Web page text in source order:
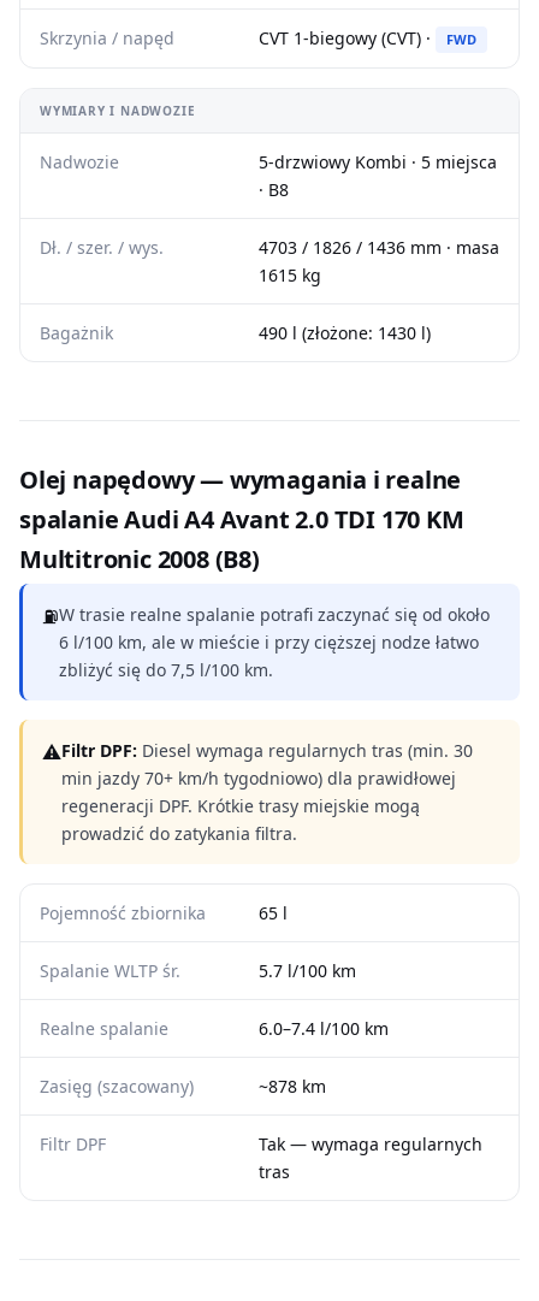
Skrzynia / napęd CVT 1-biegowy (CVT) · FWD
WYMIARY I NADWOZIE
Nadwozie
5-drzwiowy Kombi · 5 miejsca
· B8
Dł. / szer. / wys.
4703 / 1826 / 1436 mm · masa
1615 kg
Bagażnik 490 l (złożone: 1430 l)
Olej napędowy — wymagania i realne
spalanie Audi A4 Avant 2.0 TDI 170 KM
Multitronic 2008 (B8)
⛽W trasie realne spalanie potrafi zaczynać się od około
6 l/100 km, ale w mieście i przy cięższej nodze łatwo
zbliżyć się do 7,5 l/100 km.
⚠Filtr DPF: Diesel wymaga regularnych tras (min. 30
min jazdy 70+ km/h tygodniowo) dla prawidłowej
regeneracji DPF. Krótkie trasy miejskie mogą
prowadzić do zatykania filtra.
Pojemność zbiornika 65 l
Spalanie WLTP śr. 5.7 l/100 km
Realne spalanie 6.0–7.4 l/100 km
Zasięg (szacowany) ~878 km
Filtr DPF
Tak — wymaga regularnych
tras